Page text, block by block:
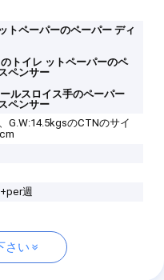
トペーパーのペーパー ディ
トイレ ットペーパーのペ
ペンサー
ルスロイス手のペーパー
ペンサー
G.W:14.5kgsのCTNのサイ
週
さい